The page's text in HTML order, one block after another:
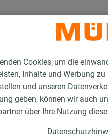
Cookies, um die
Inhalte und Werbung
und unseren
geben, können wir auch
über Ihre Nutzung
für die